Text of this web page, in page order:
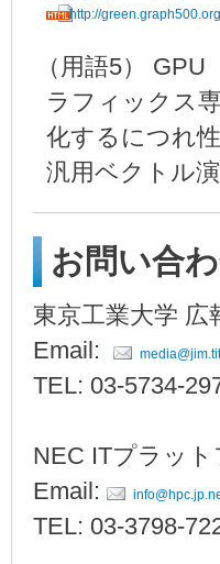
http://
（ 用語5） GPU
ラフィックス
化するにつれ
汎用ベクトル
お問い合
東京工業大学
Email:
TEL: 03-5734-
NEC ITプラッ
Email:
TEL: 03-3798-